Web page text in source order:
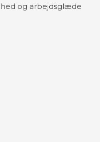
og arbejdsglæde